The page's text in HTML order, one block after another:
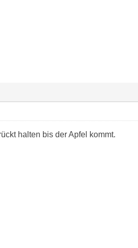
halten bis der Apfel kommt.